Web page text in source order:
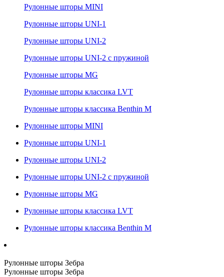
Рулонные шторы MINI
Рулонные шторы UNI-1
Рулонные шторы UNI-2
Рулонные шторы UNI-2 с пружиной
Рулонные шторы MG
Рулонные шторы классика LVT
Рулонные шторы классика Benthin M
Рулонные шторы MINI
Рулонные шторы UNI-1
Рулонные шторы UNI-2
Рулонные шторы UNI-2 с пружиной
Рулонные шторы MG
Рулонные шторы классика LVT
Рулонные шторы классика Benthin M
Рулонные шторы Зебра
Рулонные шторы Зебра